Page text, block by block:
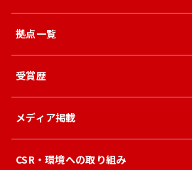
拠点一覧
受賞歴
メディア掲載
CSR・環境への取り組み